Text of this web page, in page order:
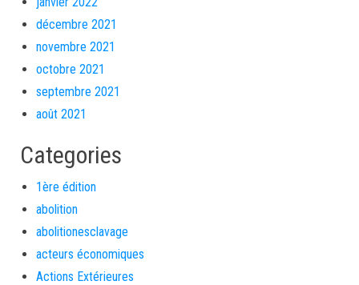
décembre 2021
novembre 2021
octobre 2021
septembre 2021
août 2021
Categories
1ère édition
abolition
abolitionesclavage
acteurs économiques
Actions Extérieures